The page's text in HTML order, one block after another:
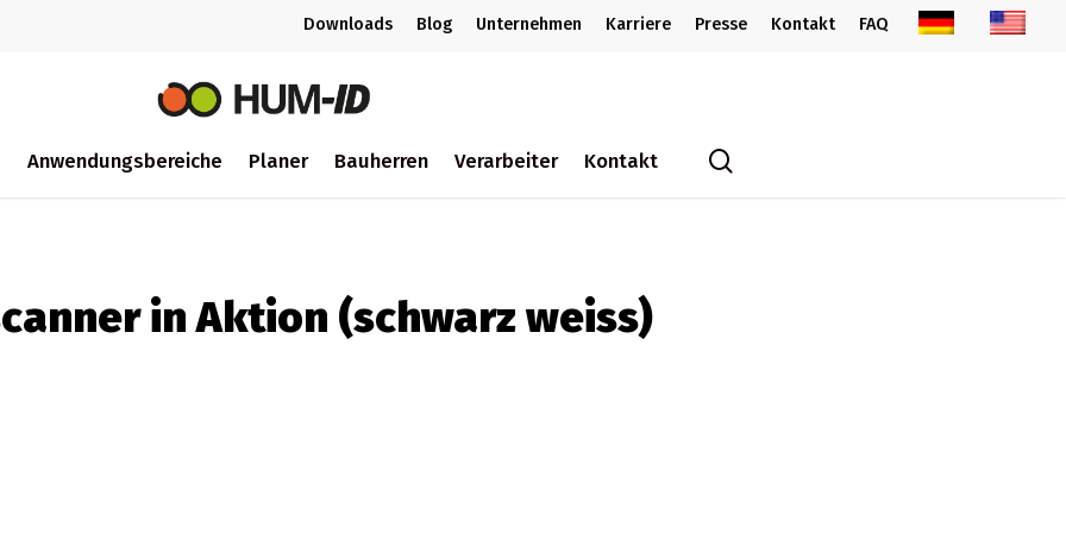
Downloads Blog Unternehmen Karriere Presse Kontakt FAQ
Anwendungsbereiche Planer Bauherren Verarbeiter Kontakt
in Aktion (schwarz weiss)